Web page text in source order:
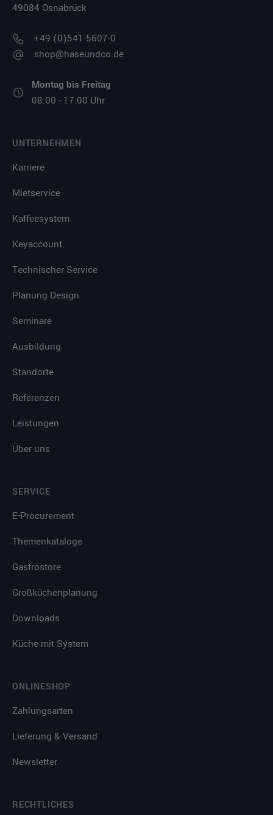
49084 Osnabrück
+49 (0)541-5607-0
shop@haseundco.de
Montag bis Freitag
08:00 - 17:00 Uhr
UNTERNEHMEN
Karriere
Mietservice
Kaffeesystem
Keyaccount
Technischer Service
Planung Design
Seminare
Ausbildung
Standorte
Referenzen
Leistungen
Über uns
SERVICE
E-Procurement
Themenkataloge
Gastrostore
Großküchenplanung
Downloads
Küche mit System
ONLINESHOP
Zahlungsarten
Lieferung & Versand
Newsletter
RECHTLICHES